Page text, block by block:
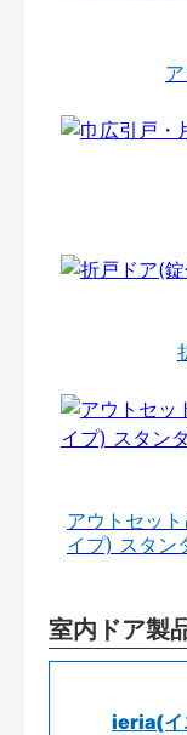
アウトセッ
イプ) スタン
室内ドア製
ieria(イ